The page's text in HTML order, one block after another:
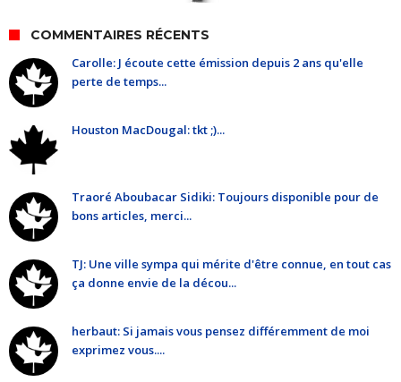
COMMENTAIRES RÉCENTS
Carolle: J écoute cette émission depuis 2 ans qu'elle
perte de temps...
Houston MacDougal: tkt ;)...
Traoré Aboubacar Sidiki: Toujours disponible pour de
bons articles, merci...
TJ: Une ville sympa qui mérite d'être connue, en tout cas
ça donne envie de la décou...
herbaut: Si jamais vous pensez différemment de moi
exprimez vous....